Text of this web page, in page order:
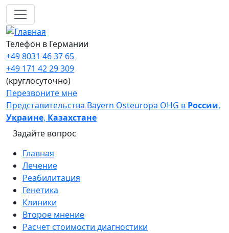
Перейти к основному содержанию
Телефон в Германии
+49 8031 46 37 65
+49 171 42 29 309
(круглосуточно)
Перезвоните мне
Представительства Bayern Osteuropa OHG в России,
Украине, Казахстане
Задайте вопрос
Main navigation
Главная
Лечение
Реабилитация
Генетика
Клиники
Второе мнение
Расчет стоимости диагностики